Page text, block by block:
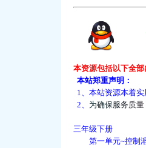
本资源包括以下全
本站郑重声明：
1、本站资源本着
2、 为确保服务质量
三年级下册
第一单元~控制